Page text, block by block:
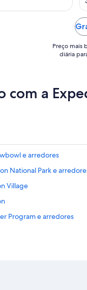
Preço mais
diária
com a
e arredores
National Park e
Village
Program e arredores